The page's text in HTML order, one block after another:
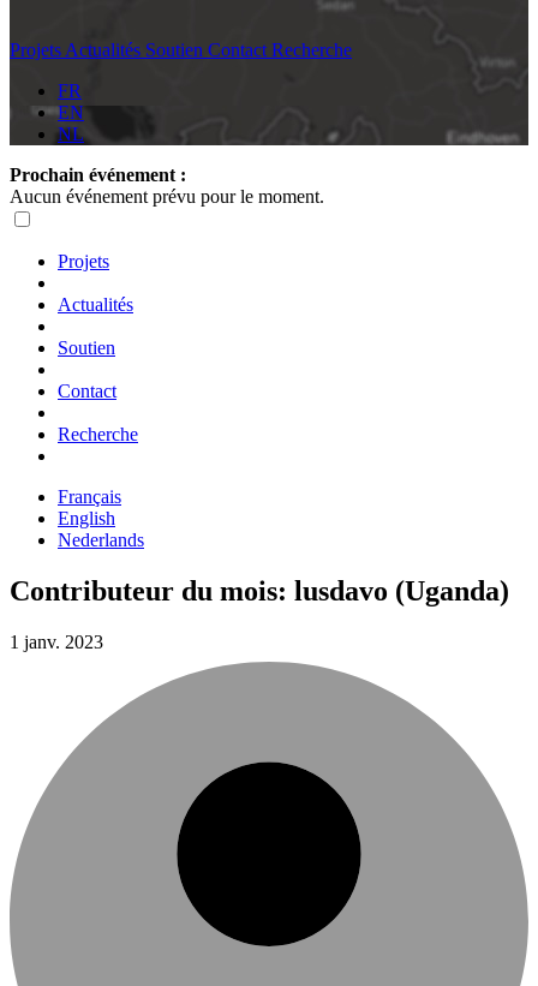
Projets Actualités Soutien Contact Recherche
FR
EN
NL
Prochain événement :
Aucun événement prévu pour le moment.
Projets
Actualités
Soutien
Contact
Recherche
Français
English
Nederlands
Contributeur du mois: lusdavo (Uganda)
1 janv. 2023